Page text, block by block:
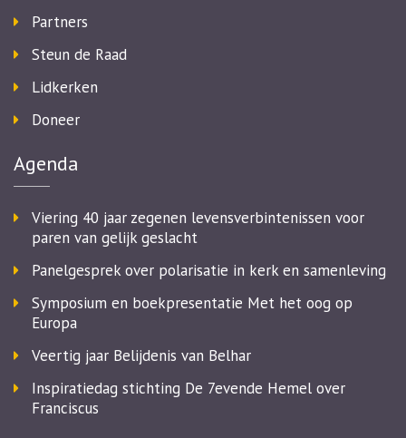
Partners
Steun de Raad
Lidkerken
Doneer
Agenda
Viering 40 jaar zegenen levensverbintenissen voor
paren van gelijk geslacht
Panelgesprek over polarisatie in kerk en samenleving
Symposium en boekpresentatie Met het oog op
Europa
Veertig jaar Belijdenis van Belhar
Inspiratiedag stichting De 7evende Hemel over
Franciscus